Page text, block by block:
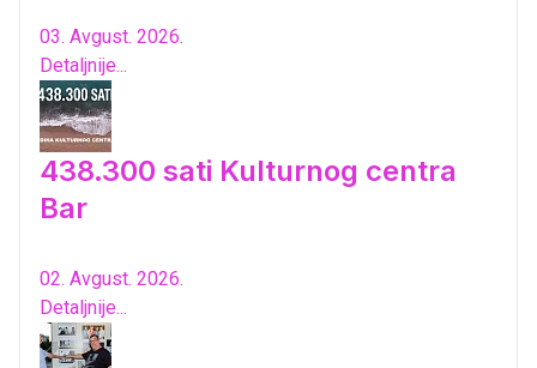
03. Avgust. 2026.
Detaljnije...
438.300 sati Kulturnog centra
Bar
02. Avgust. 2026.
Detaljnije...